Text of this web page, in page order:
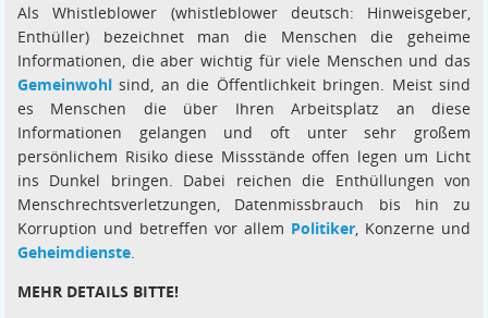
Als Whistleblower (whistleblower deutsch: Hinweisgeber,
Enthüller) bezeichnet man die Menschen die geheime
Informationen, die aber wichtig für viele Menschen und das
Gemeinwohl sind, an die Öffentlichkeit bringen. Meist sind
es Menschen die über Ihren Arbeitsplatz an diese
Informationen gelangen und oft unter sehr großem
persönlichem Risiko diese Missstände offen legen um Licht
ins Dunkel bringen. Dabei reichen die Enthüllungen von
Menschrechtsverletzungen, Datenmissbrauch bis hin zu
Korruption und betreffen vor allem Politiker , Konzerne und
Geheimdienste
MEHR DETAILS BITTE!